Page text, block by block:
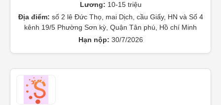
Lương: 10-15 triệu
Địa điểm: số 2 lê Đức Thọ, mai Dịch, cầu Giấy, HN và Số 4
kênh 19/5 Phường Sơn kỳ, Quận Tân phú, Hồ chí Minh
Hạn nộp: 30/7/2026